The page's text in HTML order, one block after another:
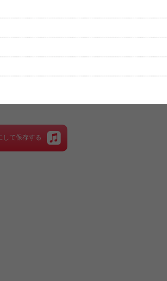
で、あらかじめご了承ください。
ネット 」へ移動します。
して保存する